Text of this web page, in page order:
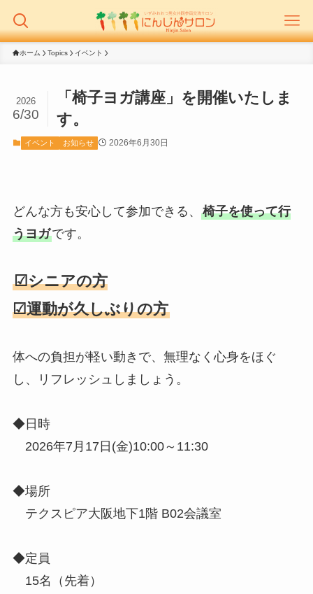
ホーム Topics イベント
「椅子ヨガ講座」を開催いたしま
す。
2026
6/30
イベント お知らせ 2026年6月30日
どんな方も安心して参加できる、 椅子を使って行
うヨガです。
☑シニアの方
☑運動が久しぶりの方
体への負担が軽い動きで、無理なく心身をほぐ
し、リフレッシュしましょう。
◆日時
2026年7月17日(金)10:00～11:30
◆場所
テクスピア大阪地下1階 B02会議室
◆定員
15名（先着）